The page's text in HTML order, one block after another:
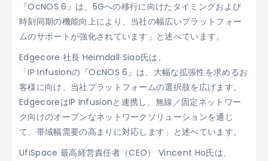
『OcNOS 6』は、5Gへの移行に向けたタイミングおよび
時刻同期の機能向上により、当社の幅広いプラットフォー
ムのサポートが強化されています」と述べています。
Edgecore 社長 Heimdall Siao氏は、
「IP Infusionの『OcNOS 6』は、大幅な拡張性を求めるお
客様に向け、当社プラットフォームの選択肢を広げます。
EdgecoreはIP Infusionと連携し、無線／固定ネットワー
ク向けのオープンなネットワークソリューションを通じ
て、帯域幅需要の高まりに対応します」と述べています。
UfiSpace 最高経営責任者（CEO） Vincent Ho氏は、